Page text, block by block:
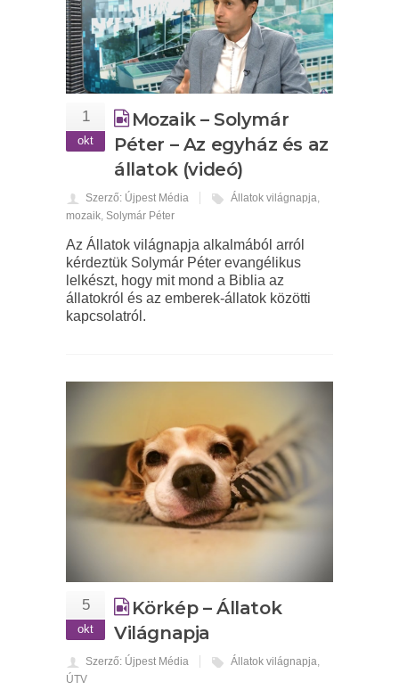
1
okt
Mozaik – Solymár
Péter – Az egyház és az
állatok (videó)
Szerző: Újpest Média Állatok világnapja,
mozaik, Solymár Péter
Az Állatok világnapja alkalmából arról
kérdeztük Solymár Péter evangélikus
lelkészt, hogy mit mond a Biblia az
állatokról és az emberek-állatok közötti
kapcsolatról.
5
okt
Körkép – Állatok
Világnapja
Szerző: Újpest Média Állatok világnapja,
ÚTV